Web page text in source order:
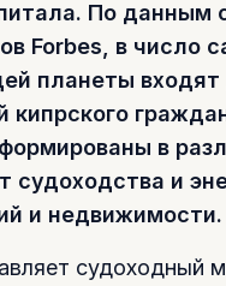
По данным
Forbes, в число
планеты входят
кипрского
в
судоходства и
и недвижимости.
судоходный